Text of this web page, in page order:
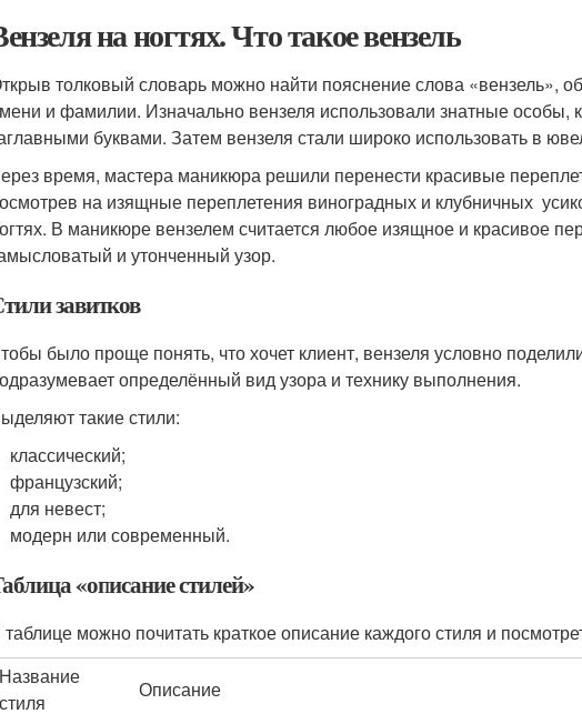
на ногтях. Что такое вензель
толковый словарь можно найти пояснение слова «вензель»,
и фамилии. Изначально вензеля использовали знатные особы,
буквами. Затем вензеля стали широко использовать в
время, мастера маникюра решили перенести красивые
на изящные переплетения виноградных и клубничных
В маникюре вензелем считается любое изящное и красивое
и утонченный узор.
завитков
было проще понять, что хочет клиент, вензеля условно
определённый вид узора и технику выполнения.
такие стили:
классический;
французский;
для невест;
модерн или современный.
«описание стилей»
таблице можно почитать краткое описание каждого стиля и
Название
стиля
Описание